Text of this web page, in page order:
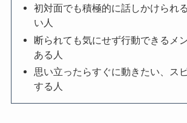
初対面でも積極的に話しかけられ
い人
断られても気にせず行動できるメ
ある人
思い立ったらすぐに動きたい、ス
する人